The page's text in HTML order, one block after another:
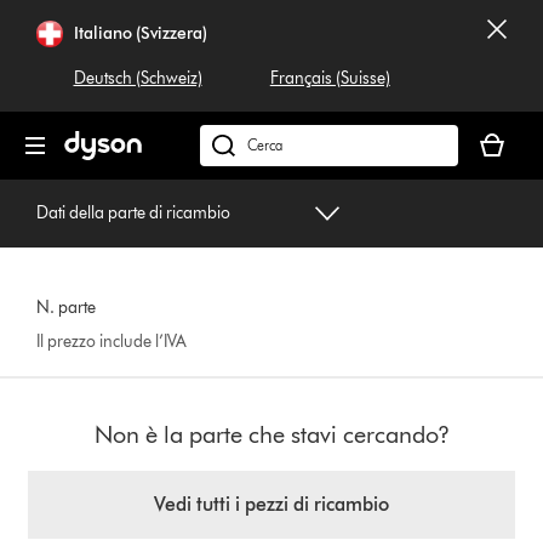
navigazioneItaliano (Svizzera)
Deutsch (Schweiz) Français (Suisse)
Cerca
su
dyson.ch
carrello
è
Dati della parte di ricambio
N. parte
Il prezzo include l’IVA
Non è la parte che stavi cercando?
Vedi tutti i pezzi di ricambio